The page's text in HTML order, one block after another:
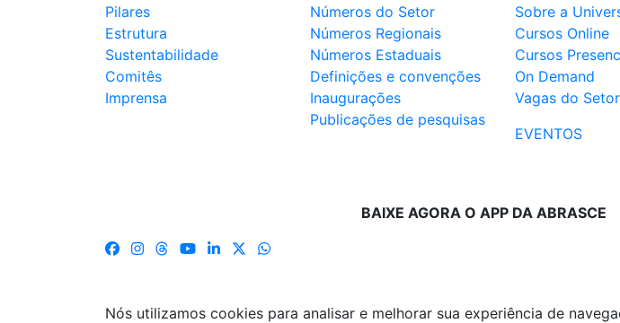
Pilares
Estrutura
Sustentabilidade
Comitês
Imprensa
Números do Setor
Números Regionais
Números Estaduais
Definições e convenções
Inaugurações
Publicações de pesquisas
Sobre a
Cursos Online
Cursos
On Demand
Vagas do Setor
EVENTOS
BAIXE AGORA O APP DA ABRASCE
Nós utilizamos cookies para analisar e melhorar sua experiência de